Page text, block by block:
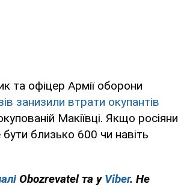
та офіцер Армії оборони
занизили втрати окупантів
Макіївці. Якщо росіяни
близько 600 чи навіть
Obozrevatel та у Viber. Не